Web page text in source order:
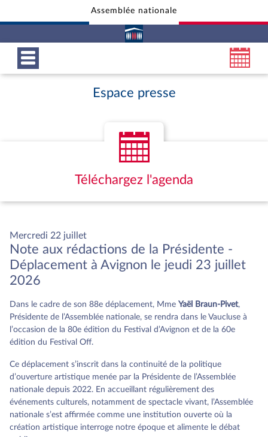
Aller en bas de la pageAssemblée nationale
Espace presse
Téléchargez l'agenda
Mercredi 22 juillet
Note aux rédactions de la Présidente -
Déplacement à Avignon le jeudi 23 juillet
2026
Dans le cadre de son 88e déplacement, Mme Yaël Braun-Pivet,
Présidente de l’Assemblée nationale, se rendra dans le Vaucluse à
l’occasion de la 80e édition du Festival d’Avignon et de la 60e
édition du Festival Off.
Ce déplacement s’inscrit dans la continuité de la politique
d’ouverture artistique menée par la Présidente de l’Assemblée
nationale depuis 2022. En accueillant régulièrement des
événements culturels, notamment de spectacle vivant, l’Assemblée
nationale s’est affirmée comme une institution ouverte où la
création artistique interroge notre époque et alimente le débat